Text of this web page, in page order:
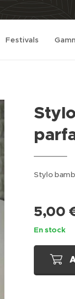
Festivals
Stylo
5,00
En stock